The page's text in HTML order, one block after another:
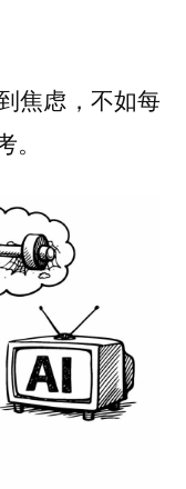
焦虑，不如每